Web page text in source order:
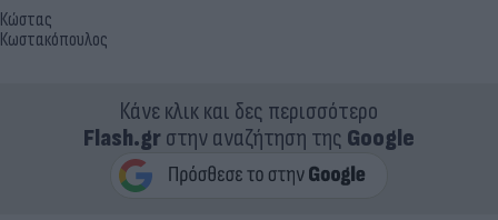
Κώστας
Κωστακόπουλος
Κάνε κλικ και δες περισσότερο
Flash.grστην αναζήτηση της Google